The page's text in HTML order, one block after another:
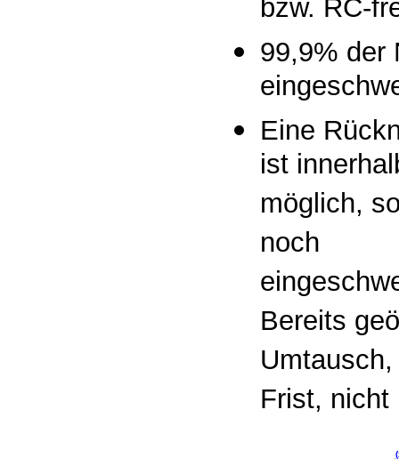
bzw. RC-
99,9% der
Eine
ist
möglich,
noch
Bereits
Frist,